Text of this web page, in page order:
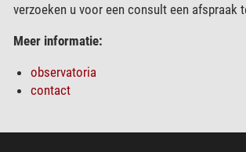
verzoeken u voor een consult een afspraak
Meer informatie:
observatoria
contact